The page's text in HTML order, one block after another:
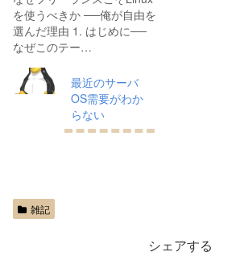
を使うべきか ──俺が自由を
選んだ理由 1. はじめに──
なぜこのテー…
最近のサーバ
OS需要がわか
らない
雑記
シェアする